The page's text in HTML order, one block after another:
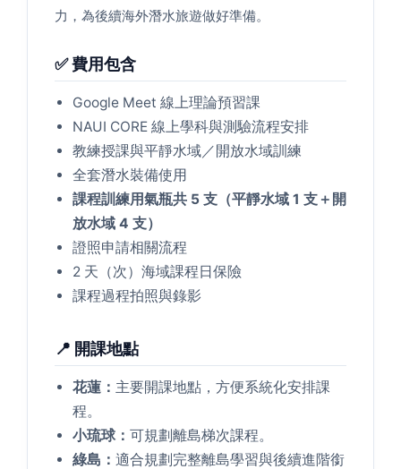
力，為後續海外潛水旅遊做好準備。
✅ 費用包含
Google Meet 線上理論預習課
NAUI CORE 線上學科與測驗流程安排
教練授課與平靜水域／開放水域訓練
全套潛水裝備使用
課程訓練用氣瓶共 5 支（平靜水域 1 支＋開
放水域 4 支）
證照申請相關流程
2 天（次）海域課程日保險
課程過程拍照與錄影
📍 開課地點
花蓮： 主要開課地點，方便系統化安排課
程。
小琉球： 可規劃離島梯次課程。
綠島： 適合規劃完整離島學習與後續進階銜